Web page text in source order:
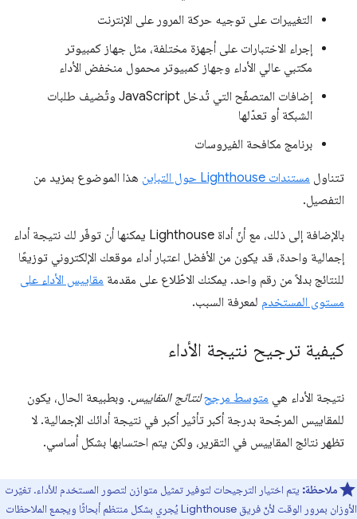
التغييرات على توجيه حركة المرور على الإنترنت
إجراء الاختبارات على أجهزة مختلفة، مثل جهاز كمبيوتر
مكتبي عالي الأداء وجهاز كمبيوتر محمول منخفض الأداء
إضافات المتصفّح التي تُدخل JavaScript وتُضيف طلبات
الشبكة أو تعدّلها
برنامج مكافحة الفيروسات
تتناول مستندات Lighthouse حول التباين
هذا الموضوع بمزيد من
التفصيل.
بالإضافة إلى ذلك، مع أنّ أداة Lighthouse يمكنها أن توفّر لك نتيجة أداء
إجمالية واحدة، قد يكون من الأفضل اعتبار أداء موقعك الإلكتروني توزيعًا
للنتائج بدلاً من رقم واحد. يمكنك الاطّلاع على مقدمة مقاييس الأداء على
مستوى المستخدم لمعرفة السبب.
كيفية ترجيح نتيجة الأداء
نتيجة الأداء هي متوسط مرجح لنتائج المقاييس. وبطبيعة الحال، يكون
للمقاييس المرجّحة بدرجة أكبر تأثير أكبر في نتيجة أدائك الإجمالية. لا
تظهر نتائج المقاييس في التقرير، ولكن يتم احتسابها بشكل أساسي.
ملاحظة: يتم اختيار الترجيحات لتوفير تمثيل متوازن لتصور المستخدم للأداء. تغيّرت
الأوزان بمرور الوقت لأنّ فريق Lighthouse يُجري بشكل منتظم أبحاثًا ويجمع الملاحظات